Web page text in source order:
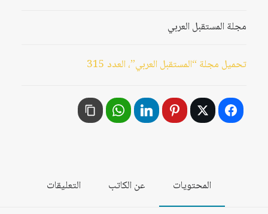
مجلة المستقبل العربي
تحميل مجلة “المستقبل العربي”، العدد 315
المحتويات عن الكاتب التعليقات